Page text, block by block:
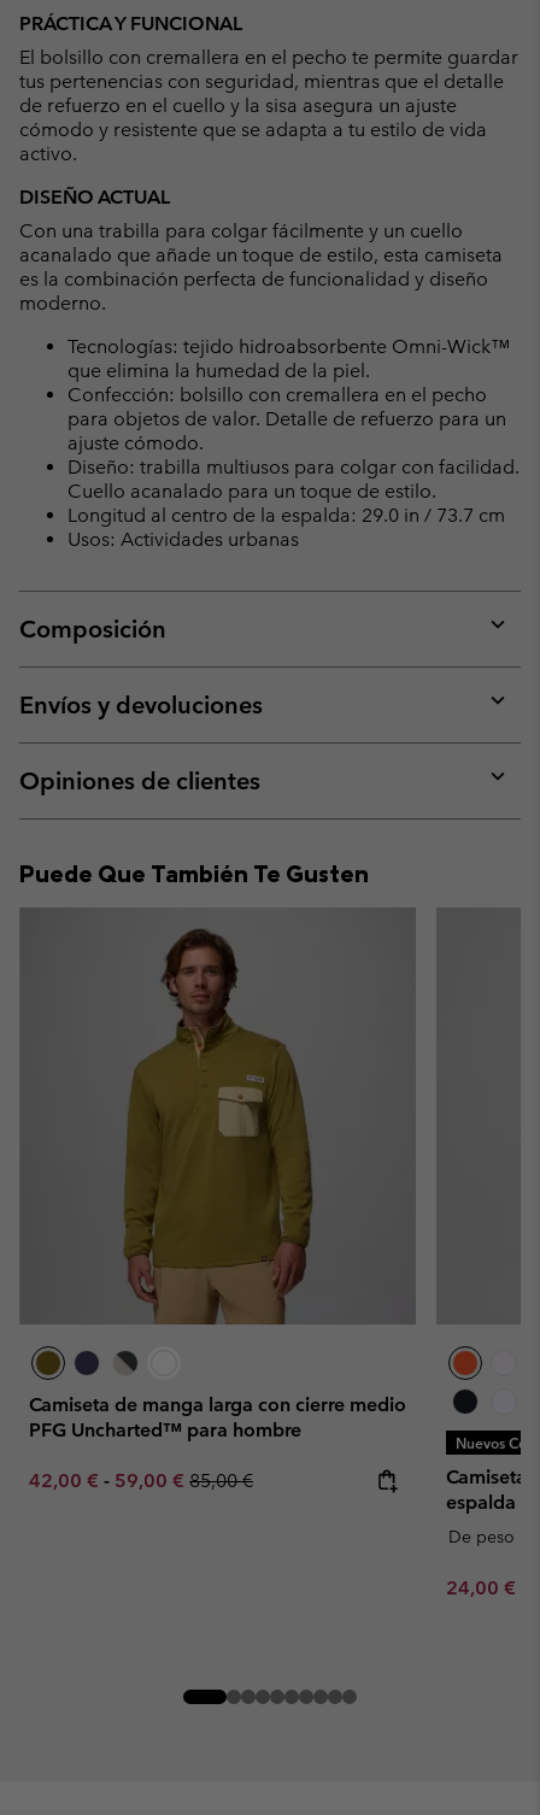
PRÁCTICA Y FUNCIONAL
El bolsillo con cremallera en el pecho te permite guardar
tus pertenencias con seguridad, mientras que el detalle
de refuerzo en el cuello y la sisa asegura un ajuste
cómodo y resistente que se adapta a tu estilo de vida
activo.
DISEÑO ACTUAL
Con una trabilla para colgar fácilmente y un cuello
acanalado que añade un toque de estilo, esta camiseta
es la combinación perfecta de funcionalidad y diseño
moderno.
Tecnologías: tejido hidroabsorbente Omni-Wick™
que elimina la humedad de la piel.
Confección: bolsillo con cremallera en el pecho
para objetos de valor. Detalle de refuerzo para un
ajuste cómodo.
Diseño: trabilla multiusos para colgar con facilidad.
Cuello acanalado para un toque de estilo.
Longitud al centro de la espalda: 29.0 in / 73.7 cm
Usos: Actividades urbanas
Composición
or
Envíos y devoluciones
or
Opiniones de clientes
or
Puede Que También Te Gusten
Camiseta de manga larga con cierre medio
PFG Uncharted™ para hombre
Minimum sale price:
42,00 € - Maximum sale price:
59,00 € Regular price:
85,00 €
Nuevos
Camiseta
espalda
De peso
Minimum
24,00 €